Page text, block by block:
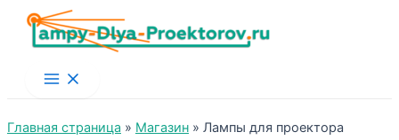
Main
Menu
Главная страница » Магазин » Лампы для проектора